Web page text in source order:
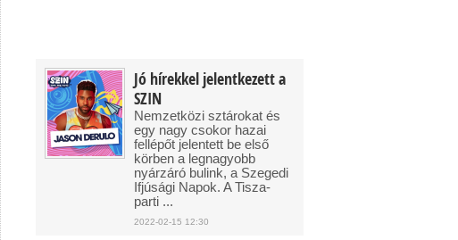
Jó hírekkel jelentkezett a
SZIN
Nemzetközi sztárokat és
egy nagy csokor hazai
fellépőt jelentett be első
körben a legnagyobb
nyárzáró bulink, a Szegedi
Ifjúsági Napok. A Tisza-
parti ...
2022-02-15 12:30